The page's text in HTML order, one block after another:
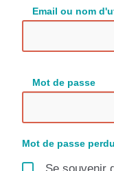
Email ou nom
Mot de passe
Mot de passe